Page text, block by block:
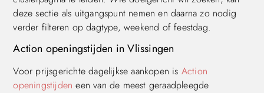
deze sectie als uitgangspunt nemen en daarna zo nodig
verder filteren op dagtype, weekend of feestdag.
Action openingstijden in Vlissingen
Voor prijsgerichte dagelijkse aankopen is Action
openingstijden een van de meest geraadpleegde